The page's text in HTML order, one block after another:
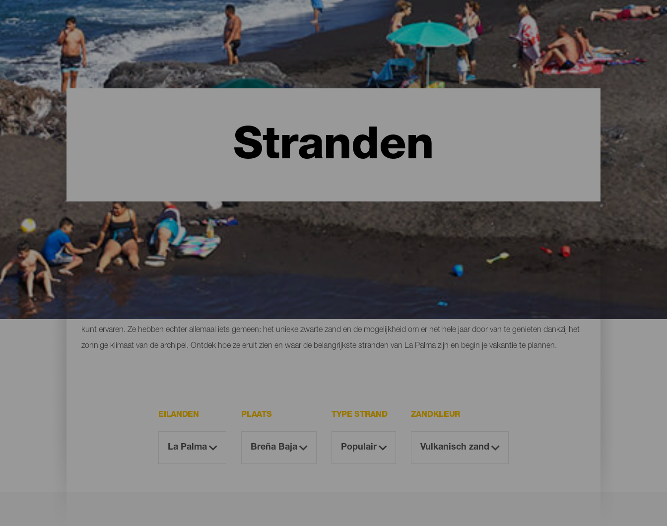
Stranden
Alle stranden van La Palma
vulkanen, maar de natuur van het eiland heeft ook verrassingen in petto op het gebied van stranden. Je vindt er stadsstranden met alle
kunt ervaren. Ze hebben echter allemaal iets gemeen: het unieke zwarte zand en de mogelijkheid om er het hele jaar door van te genieten dankzij het
zonnige klimaat van de archipel. Ontdek hoe ze eruit zien en waar de belangrijkste stranden van La Palma zijn en begin je vakantie te plannen.
EILANDEN PLAATS TYPE STRAND ZANDKLEUR